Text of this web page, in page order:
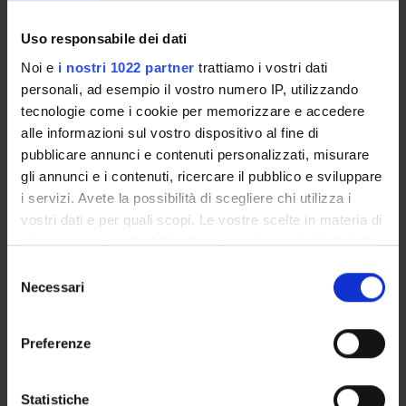
Uso responsabile dei dati
Noi e i nostri 1022 partner trattiamo i vostri dati
personali, ad esempio il vostro numero IP, utilizzando
tecnologie come i cookie per memorizzare e accedere
alle informazioni sul vostro dispositivo al fine di
pubblicare annunci e contenuti personalizzati, misurare
gli annunci e i contenuti, ricercare il pubblico e sviluppare
i servizi. Avete la possibilità di scegliere chi utilizza i
vostri dati e per quali scopi. Le vostre scelte in materia di
privacy sono applicabili solo su questa proprietà digitale
modificare o revocare il proprio consenso in qualsiasi
momento dalla Dichiarazione sui cookie o facendo clic
raccogliere informazioni sulla tua posizione
delNecessari
Preferenze
Statistiche
ACTIVITIES
RESEARCH AREAS
PHD PROGRAMMES
RESEARCH FACILITIES
LIBRARIES
SPIN OFF AND COMPANIES